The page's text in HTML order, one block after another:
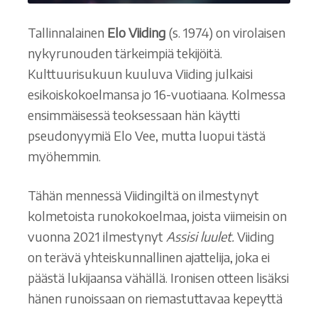
Tallinnalainen Elo Viiding (s. 1974) on virolaisen
nykyrunouden tärkeimpiä tekijöitä.
Kulttuurisukuun kuuluva Viiding julkaisi
esikoiskokoelmansa jo 16-vuotiaana. Kolmessa
ensimmäisessä teoksessaan hän käytti
pseudonyymiä Elo Vee, mutta luopui tästä
myöhemmin.
Tähän mennessä Viidingiltä on ilmestynyt
kolmetoista runokokoelmaa, joista viimeisin on
vuonna 2021 ilmestynyt Assisi luulet. Viiding
on terävä yhteiskunnallinen ajattelija, joka ei
päästä lukijaansa vähällä. Ironisen otteen lisäksi
hänen runoissaan on riemastuttavaa kepeyttä